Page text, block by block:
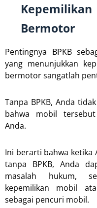
Bermotor
Pentingnya BPKB
yang menunjukkan
bermotor sangatlah
Tanpa BPKB, Anda
bahwa mobil
Anda.
Ini berarti bahwa ketika
tanpa BPKB, Anda
masalah hukum,
kepemilikan mobil
sebagai pencuri mobil.